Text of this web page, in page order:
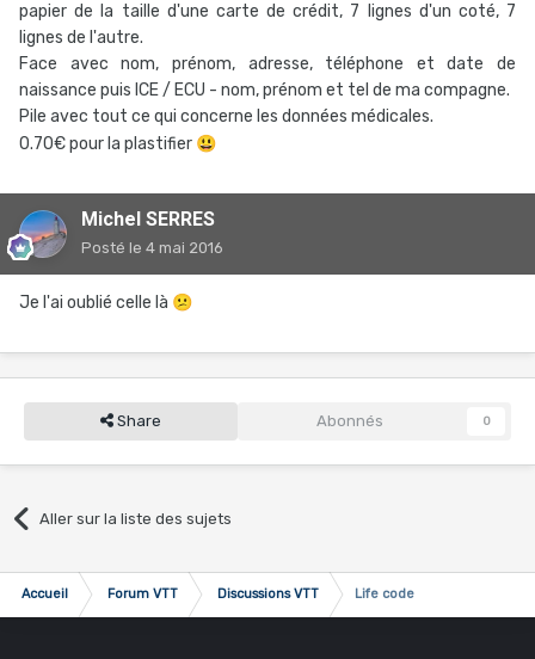
papier de la taille d'une carte de crédit, 7 lignes d'un coté, 7
lignes de l'autre.
Face avec nom, prénom, adresse, téléphone et date de
naissance puis ICE / ECU - nom, prénom et tel de ma compagne.
Pile avec tout ce qui concerne les données médicales.
0.70€ pour la plastifier 😃
Michel SERRES
Posté le 4 mai 2016
Je l'ai oublié celle là 😕
Share Abonnés 0
Aller sur la liste des sujets
Accueil Forum VTT Discussions VTT Life code